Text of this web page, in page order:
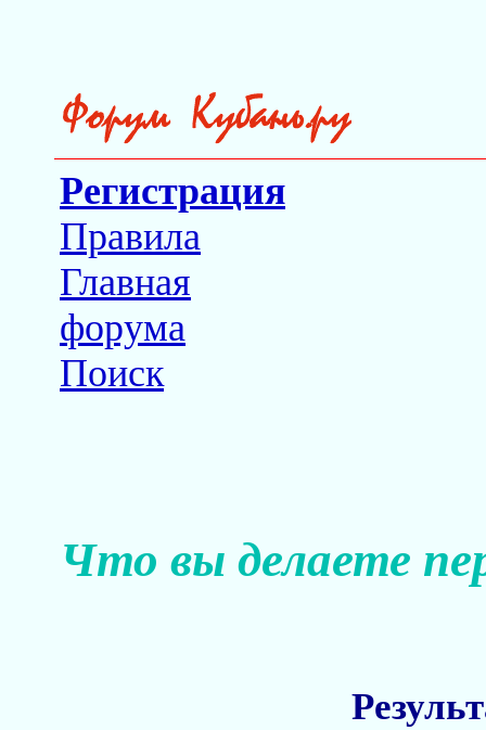
Регистрация
Правила
Главная
форума
Поиск
Что вы делаете